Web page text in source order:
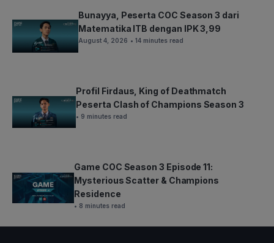
Bunayya, Peserta COC Season 3 dari
Matematika ITB dengan IPK 3,99
August 4, 2026 • 14 minutes read
Profil Firdaus, King of Deathmatch
Peserta Clash of Champions Season 3
• 9 minutes read
Game COC Season 3 Episode 11:
Mysterious Scatter & Champions
Residence
• 8 minutes read